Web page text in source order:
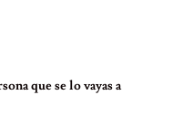
que se lo vayas a